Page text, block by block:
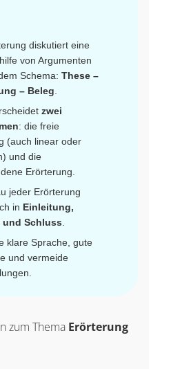
diskutiert eine
von Argumenten
Schema: These –
– Beleg
zwei
: die freie
(auch linear oder
und die
Erörterung.
jeder Erörterung
in Einleitung,
und Schluss
klare Sprache, gute
und vermeide
zum Thema Erörterung